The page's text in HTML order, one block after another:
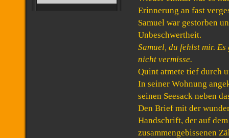
Erinnerung an fast
Samuel war gestorben
Unbeschwertheit.
Samuel, du fehlst mir.
nicht vermisse.
Quint atmete tief durch
In seiner Wohnung
seinen Seesack neben
Den Brief mit der
Handschrift, der auf
zusammengebissenen